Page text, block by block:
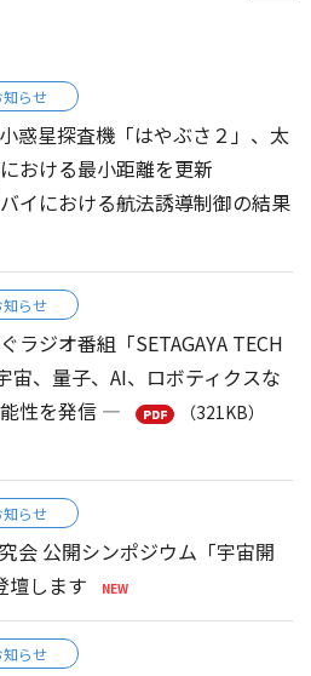
知らせ
惑星探査機「はやぶさ２」、太
おける最小距離を更新
イにおける航法誘導制御の結果
知らせ
ラジオ番組「SETAGAYA TECH
、量子、AI、ロボティクスな
性を発信 ―
（321KB）
知らせ
会 公開シンポジウム「宇宙開
壇します
知らせ